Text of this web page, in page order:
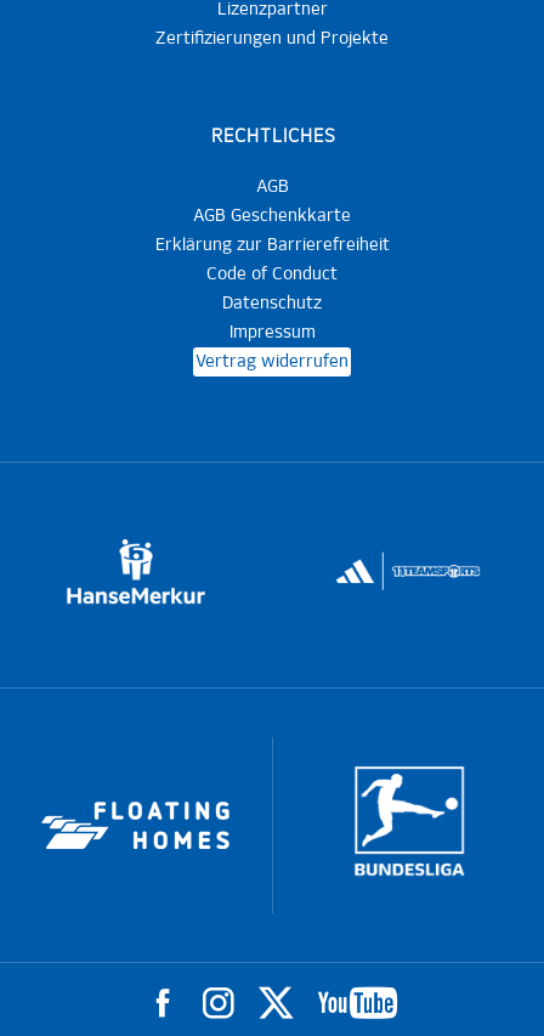
Lizenzpartner
Zertifizierungen und Projekte
RECHTLICHES
AGB
AGB Geschenkkarte
Erklärung zur Barrierefreiheit
Code of Conduct
Datenschutz
Impressum
Vertrag widerrufen